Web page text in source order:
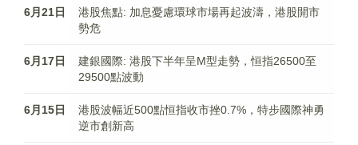
6月21日
港股焦點: 加息憂慮環球市場再起波濤，港股開市
勢危
6月17日
建銀國際: 港股下半年呈M型走勢，恒指26500至
29500點波動
6月15日
港股波幅近500點恒指收市挫0.7%，特步國際神勇
逆市創新高